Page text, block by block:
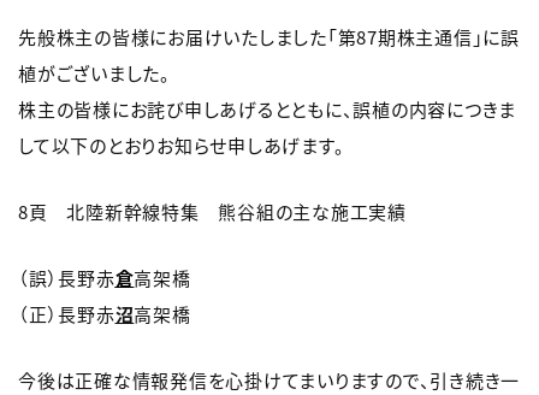
先般株主の皆様にお届けいたしました「第87期株主通信」に誤
植がございました。
株主の皆様にお詫び申しあげるとともに、誤植の内容につきま
して以下のとおりお知らせ申しあげます。
8頁 北陸新幹線特集 熊谷組の主な施工実績
（誤）長野赤倉高架橋
（正）長野赤沼高架橋
今後は正確な情報発信を心掛けてまいりますので、引き続き一